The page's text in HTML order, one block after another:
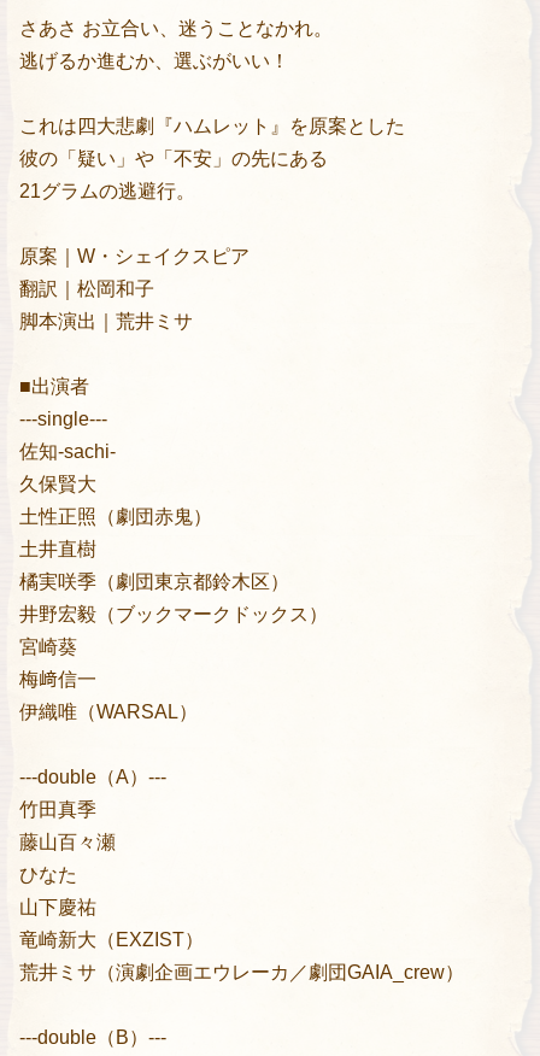
さあさ お立合い、迷うことなかれ。
逃げるか進むか、選ぶがいい！
これは四大悲劇『ハムレット』を原案とした
彼の「疑い」や「不安」の先にある
21グラムの逃避行。
原案｜W・シェイクスピア
翻訳｜松岡和子
脚本演出｜荒井ミサ
■出演者
---single---
佐知-sachi-
久保賢大
土性正照（劇団赤鬼）
土井直樹
橘実咲季（劇団東京都鈴木区）
井野宏毅（ブックマークドックス）
宮崎葵
梅﨑信一
伊織唯（WARSAL）
---double（A）---
竹田真季
藤山百々瀬
ひなた
山下慶祐
竜崎新大（EXZIST）
荒井ミサ（演劇企画エウレーカ／劇団GAIA_crew）
---double（B）---